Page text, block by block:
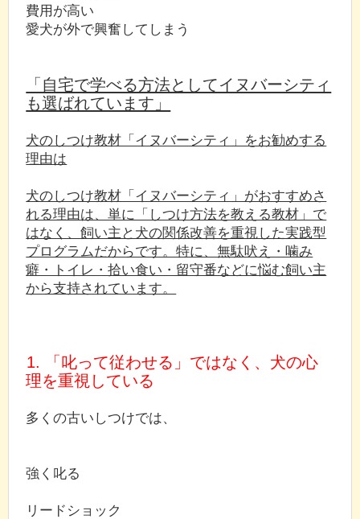
費用が高い
愛犬が外で興奮してしまう
「自宅で学べる方法としてイヌバーシティ
も選ばれています」
犬のしつけ教材「イヌバーシティ」をお勧めする
理由は
犬のしつけ教材「イヌバーシティ」がおすすめさ
れる理由は、単に「しつけ方法を教える教材」で
はなく、飼い主と犬の関係改善を重視した実践型
プログラムだからです。特に、無駄吠え・噛み
癖・トイレ・拾い食い・留守番などに悩む飼い主
から支持されています。
1. 「叱って従わせる」ではなく、犬の心
理を重視している
多くの古いしつけでは、
強く叱る
リードショック